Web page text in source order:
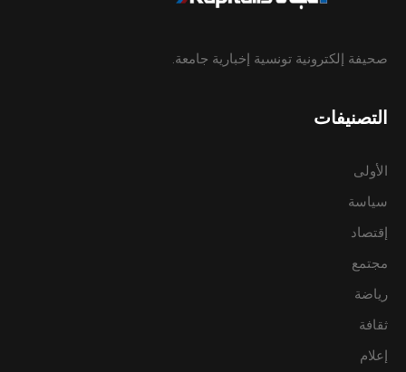
صحيفة إلكترونية تونسية إخبارية جامعة.
التصنيفات
الأولى
سياسة
إقتصاد
مجتمع
رياضة
ثقافة
إعلام